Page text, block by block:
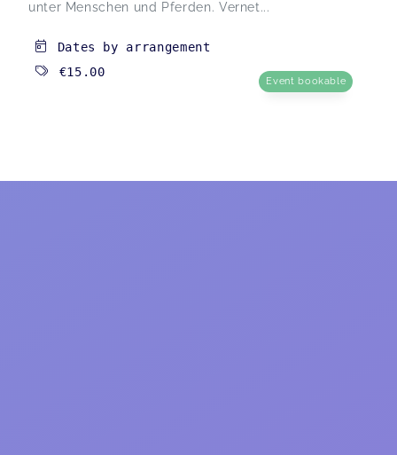
unter Menschen und Pferden. Vernet...
Dates by arrangement
€15.00
Event bookable